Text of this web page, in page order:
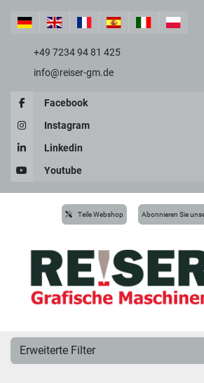
+49 7234 94 81 425
info@reiser-gm.de
Facebook
Instagram
Linkedin
Youtube
Teile Webshop Abonnieren Sie
Erweiterte Filter